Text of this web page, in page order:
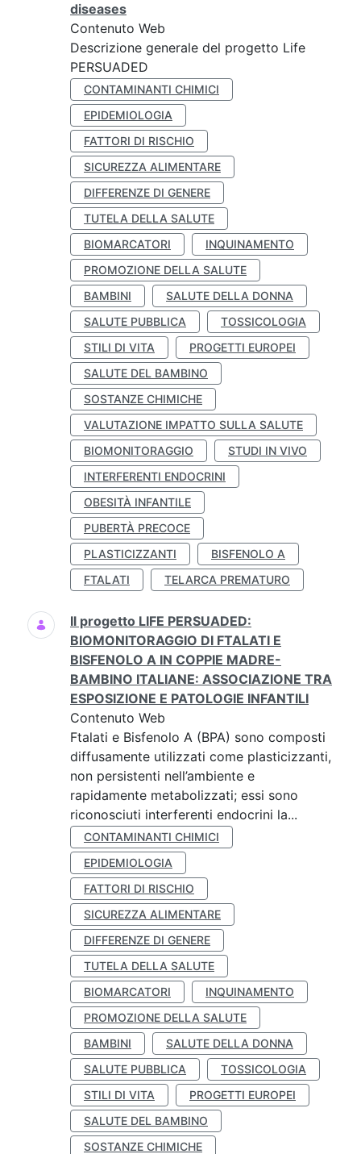
diseases
Contenuto Web
Descrizione generale del progetto Life
PERSUADED
CONTAMINANTI CHIMICI
EPIDEMIOLOGIA
FATTORI DI RISCHIO
SICUREZZA ALIMENTARE
DIFFERENZE DI GENERE
TUTELA DELLA SALUTE
BIOMARCATORI
INQUINAMENTO
PROMOZIONE DELLA SALUTE
BAMBINI
SALUTE DELLA DONNA
SALUTE PUBBLICA
TOSSICOLOGIA
STILI DI VITA
PROGETTI EUROPEI
SALUTE DEL BAMBINO
SOSTANZE CHIMICHE
VALUTAZIONE IMPATTO SULLA SALUTE
BIOMONITORAGGIO
STUDI IN VIVO
INTERFERENTI ENDOCRINI
OBESITÀ INFANTILE
PUBERTÀ PRECOCE
PLASTICIZZANTI
BISFENOLO A
FTALATI
TELARCA PREMATURO
Il progetto LIFE PERSUADED:
BIOMONITORAGGIO DI FTALATI E
BISFENOLO A IN COPPIE MADRE-
BAMBINO ITALIANE: ASSOCIAZIONE TRA
ESPOSIZIONE E PATOLOGIE INFANTILI
Contenuto Web
Ftalati e Bisfenolo A (BPA) sono composti
diffusamente utilizzati come plasticizzanti,
non persistenti nell’ambiente e
rapidamente metabolizzati; essi sono
riconosciuti interferenti endocrini la...
CONTAMINANTI CHIMICI
EPIDEMIOLOGIA
FATTORI DI RISCHIO
SICUREZZA ALIMENTARE
DIFFERENZE DI GENERE
TUTELA DELLA SALUTE
BIOMARCATORI
INQUINAMENTO
PROMOZIONE DELLA SALUTE
BAMBINI
SALUTE DELLA DONNA
SALUTE PUBBLICA
TOSSICOLOGIA
STILI DI VITA
PROGETTI EUROPEI
SALUTE DEL BAMBINO
SOSTANZE CHIMICHE